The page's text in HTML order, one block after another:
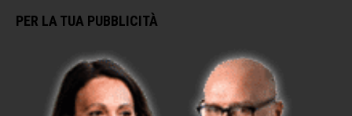
PER LA TUA PUBBLICITÀ